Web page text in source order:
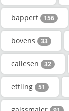
bappert 156
bovens 33
callesen 32
ettling 51